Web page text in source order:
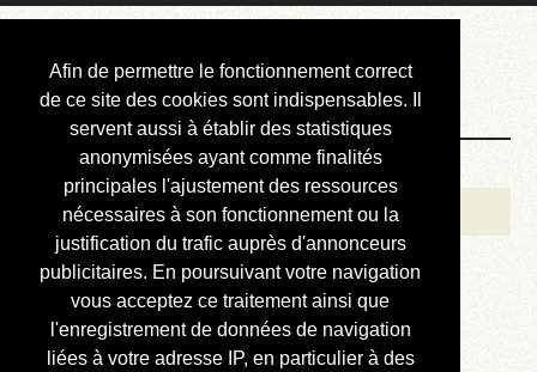
Afin de permettre le fonctionnement correct
de ce site des cookies sont indispensables. Il
servent aussi à établir des statistiques
anonymisées ayant comme finalités
principales l'ajustement des ressources
nécessaires à son fonctionnement ou la
justification du trafic auprès d'annonceurs
publicitaires. En poursuivant votre navigation
vous acceptez ce traitement ainsi que
l'enregistrement de données de navigation
liées à votre adresse IP, en particulier à des
Courbis, « LE »
Blog Officiel
Bienvenue
Réalisations
Divers (et d’été)
Annonces
Liens externes